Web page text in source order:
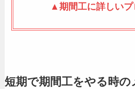
▲期間工に詳しい
短期で期間工をやる時の